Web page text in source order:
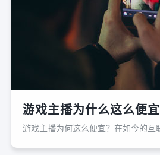
游戏主播为什么这么便宜